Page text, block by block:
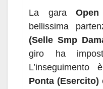
La gara
bellissima
(Selle Smp
giro ha
Ponta (Esercito)